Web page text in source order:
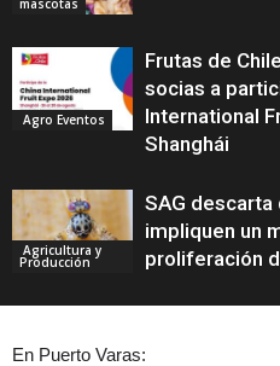
Agro Eventos
Frutas de
socias a
International
Shanghái
Agricultura y
Producción
SAG descarta
impliquen un
proliferación
En Puerto Varas: